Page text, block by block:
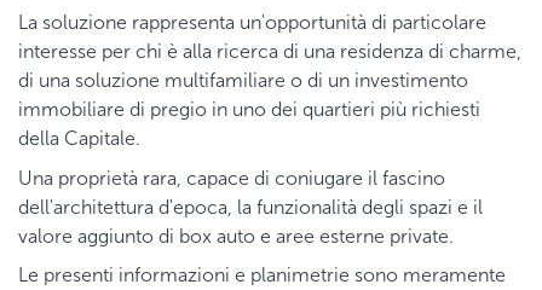
La soluzione rappresenta un'opportunità di particolare
interesse per chi è alla ricerca di una residenza di charme,
di una soluzione multifamiliare o di un investimento
immobiliare di pregio in uno dei quartieri più richiesti
della Capitale.
Una proprietà rara, capace di coniugare il fascino
dell'architettura d'epoca, la funzionalità degli spazi e il
valore aggiunto di box auto e aree esterne private.
Le presenti informazioni e planimetrie sono meramente